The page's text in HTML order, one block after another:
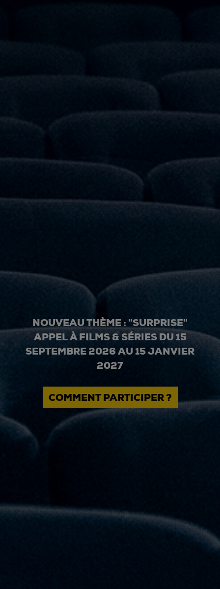
NOUVEAU THÈME : "SURPRISE"
APPEL À FILMS & SÉRIES DU 15
SEPTEMBRE 2026 AU 15 JANVIER
2027
COMMENT PARTICIPER ?